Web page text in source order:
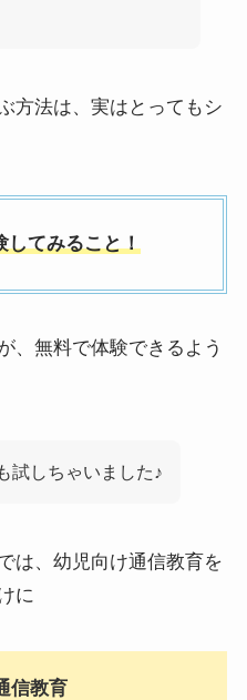
方法は、実はとってもシ
してみること！
、無料で体験できるよう
試しちゃいました♪
は、幼児向け通信教育を
に
信教育